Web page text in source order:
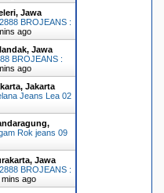
Jawa
BROJEANS :
ago
Jawa
BROJEANS :
ago
Jakarta
Jeans Lea 02
Rok jeans 09
Jawa
BROJEANS :
mins ago